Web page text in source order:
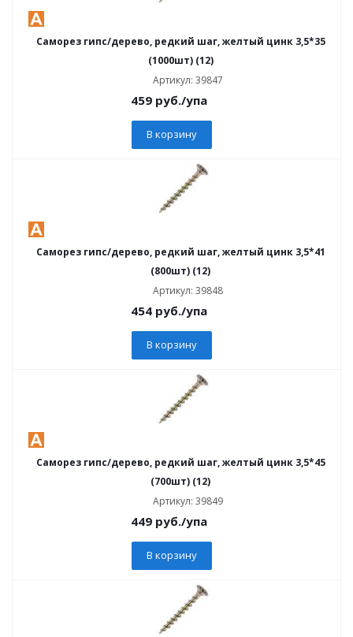
Саморез гипс/дерево, редкий шаг, желтый цинк 3,5*35
(1000шт) (12)
Артикул: 39847
459руб./упа
В корзину
Саморез гипс/дерево, редкий шаг, желтый цинк 3,5*41
(800шт) (12)
Артикул: 39848
454руб./упа
В корзину
Саморез гипс/дерево, редкий шаг, желтый цинк 3,5*45
(700шт) (12)
Артикул: 39849
449руб./упа
В корзину